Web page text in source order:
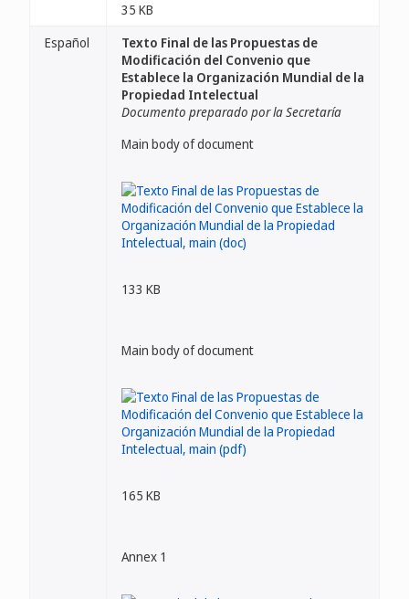
35 KB
Español
Texto Final de las Propuestas de
Modificación del Convenio que
Establece la Organización Mundial de la
Propiedad Intelectual
Documento preparado por la Secretaría
Main body of document
133 KB
Main body of document
165 KB
Annex 1